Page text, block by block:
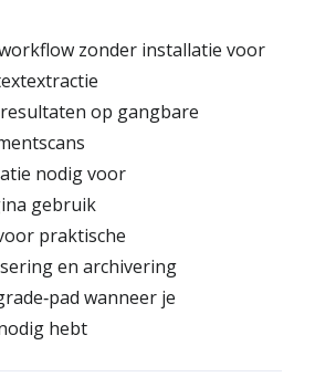
zonder installatie voor
op gangbare
nodig voor
gebruik
praktische
en archivering
wanneer je
hebt